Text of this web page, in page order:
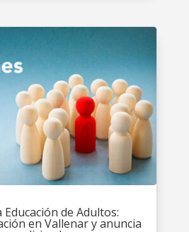
Educación de Adultos:
en Vallenar y anuncia